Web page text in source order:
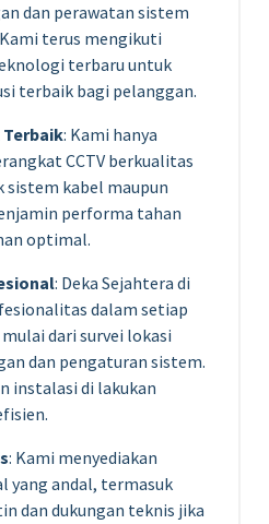
dan perawatan sistem
Kami terus mengikuti
terbaru untuk
terbaik bagi pelanggan.
: Kami hanya
CCTV berkualitas
kabel maupun
performa tahan
optimal.
: Deka Sejahtera di
dalam setiap
dari survei lokasi
dan pengaturan sistem.
instalasi di lakukan
: Kami menyediakan
yang andal, termasuk
dan dukungan teknis jika